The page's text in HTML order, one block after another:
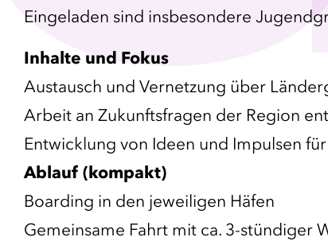
Eingeladen sind insbesondere
Inhalte und Fokus
Austausch und Vernetzung über
Arbeit an Zukunftsfragen der Region
Entwicklung von Ideen und Impulsen
Ablauf (kompakt)
Boarding in den jeweiligen Häfen
Gemeinsame Fahrt mit ca. 3-stündiger